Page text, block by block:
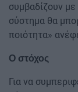
συμβαδίζουν
σύστημα θα
ποιότητα»
Ο στόχος
Για να